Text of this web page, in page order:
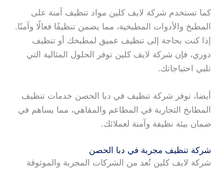
كما تستخدم شركة لايف كلين مواد تنظيف آمنة على
المطبخ والأدوات المطبخية، مما يضمن تنظيفًا فعالًا وآمنًا.
إذا كنت بحاجة إلى تنظيف عميق لمطبخك أو تنظيف
دوري، فإن شركة لايف كلين توفر الحلول المثالية التي
تلبي احتياجاتك.
أيضا، توفر شركة تنظيف في دبا الحصن خدمات تنظيف
المطابخ التجارية في المطاعم والمقاهي، مما يساهم في
ضمان بيئة نظيفة وآمنة لعملائك.
شركة تنظيف مجربة في دبا الحصن
شركة لايف كلين تُعد من الشركات المجربة والموثوقة